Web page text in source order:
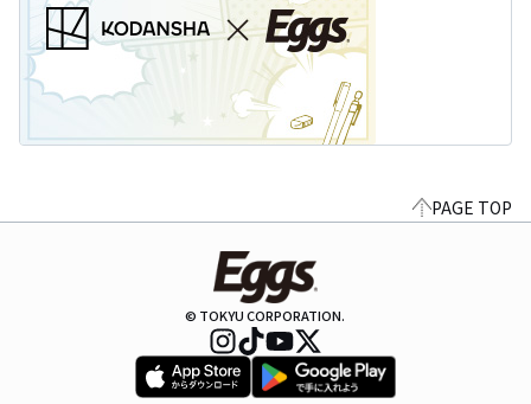
PAGE TOP
© TOKYU CORPORATION.